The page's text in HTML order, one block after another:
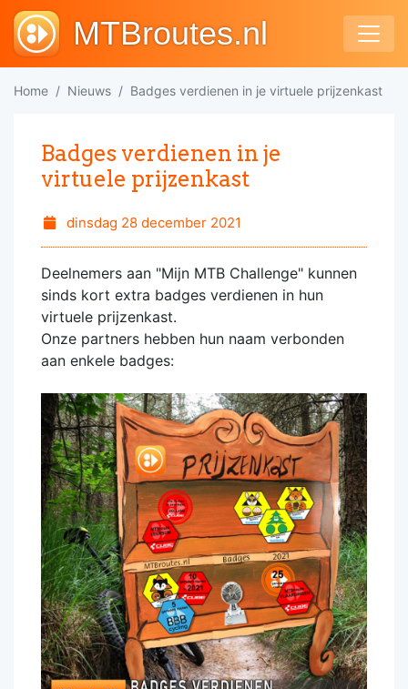
MTBroutes.nl
Home Nieuws Badges verdienen in je virtuele prijzenkast
Badges verdienen in je
virtuele prijzenkast
dinsdag 28 december 2021
Deelnemers aan "Mijn MTB Challenge" kunnen
sinds kort extra badges verdienen in hun
virtuele prijzenkast.
Onze partners hebben hun naam verbonden
aan enkele badges: